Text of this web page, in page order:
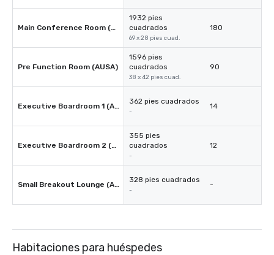
Main Conference Room (AUSA)
1932 pies
cuadrados
69 x 28 pies cuad.
180
Pre Function Room (AUSA)
1596 pies
cuadrados
38 x 42 pies cuad.
90
Executive Boardroom 1 (AUSA)
362 pies cuadrados
-
14
Executive Boardroom 2 (AUSA)
355 pies
cuadrados
-
12
Small Breakout Lounge (AUSA)
328 pies cuadrados
-
-
Habitaciones para huéspedes